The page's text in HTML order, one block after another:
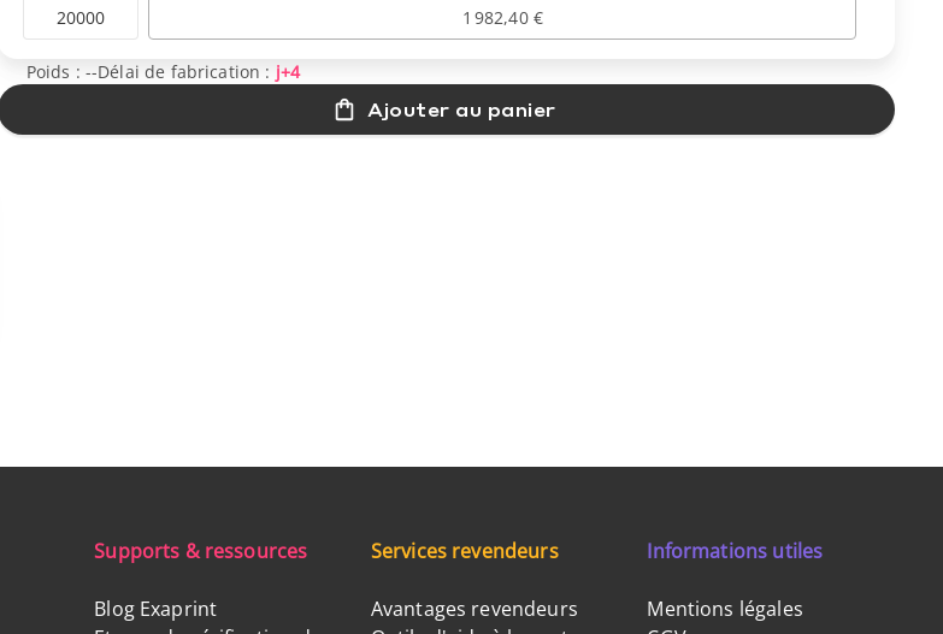
20000 1 982,40 €
Poids : --Délai de fabrication : j+4
Ajouter au panier
Supports & ressources
Blog Exaprint
Services revendeurs
Avantages revendeurs
Informations utiles
Mentions légales